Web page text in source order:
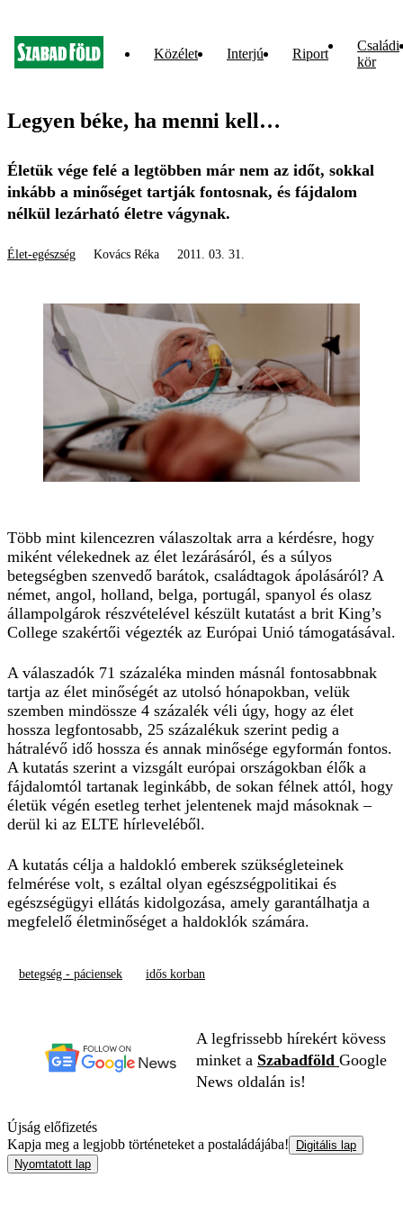
Közélet Interjú Riport
Családi
kör
Legyen béke, ha menni kell…
Életük vége felé a legtöbben már nem az időt, sokkal
inkább a minőséget tartják fontosnak, és fájdalom
nélkül lezárható életre vágynak.
Élet-egészség Kovács Réka 2011. 03. 31.
Több mint kilencezren válaszoltak arra a kérdésre, hogy
miként vélekednek az élet lezárásáról, és a súlyos
betegségben szenvedő barátok, családtagok ápolásáról? A
német, angol, holland, belga, portugál, spanyol és olasz
állampolgárok részvételével készült kutatást a brit King’s
College szakértői végezték az Európai Unió támogatásával.
A válaszadók 71 százaléka minden másnál fontosabbnak
tartja az élet minőségét az utolsó hónapokban, velük
szemben mindössze 4 százalék véli úgy, hogy az élet
hossza legfontosabb, 25 százalékuk szerint pedig a
hátralévő idő hossza és annak minősége egyformán fontos.
A kutatás szerint a vizsgált európai országokban élők a
fájdalomtól tartanak leginkább, de sokan félnek attól, hogy
életük végén esetleg terhet jelentenek majd másoknak –
derül ki az ELTE hírleveléből.
A kutatás célja a haldokló emberek szükségleteinek
felmérése volt, s ezáltal olyan egészségpolitikai és
egészségügyi ellátás kidolgozása, amely garantálhatja a
megfelelő életminőséget a haldoklók számára.
betegség - páciensek idős korban
A legfrissebb hírekért kövess
minket a Szabadföld Google
News oldalán is!
Újság előfizetés
Kapja meg a legjobb történeteket a postaládájába!
Digitális lap
Nyomtatott lap